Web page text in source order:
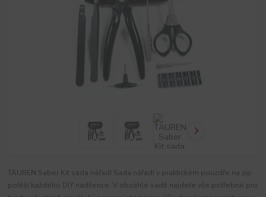
TAUREN Saber Kit sada nářadí Sada nářadí v praktickém pouzdře na zip
potěší každého DIY nadšence. V obsáhlé sadě najdete vše potřebné pro